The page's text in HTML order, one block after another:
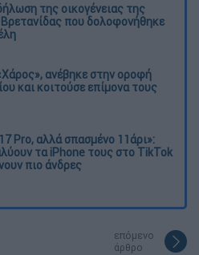
της οικογένειας της
που δολοφονήθηκε
ανέβηκε στην οροφή
και κοιτούσε επίμονα τους
Pro, αλλά σπασμένο 11άρι»:
τα iPhone τους στο TikTok
πιο άνδρες
επόμενο
άρθρο